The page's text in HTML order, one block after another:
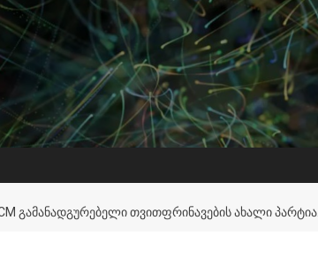
ᲒᲐᲛᲐᲜᲐᲓᲒᲣᲠᲔᲑᲔᲚᲘ ᲗᲕᲘᲗᲤᲠᲘᲜᲐᲕᲔᲑᲘᲡ ᲐᲮᲐᲚᲘ ᲞᲐᲠᲢᲘᲐ.